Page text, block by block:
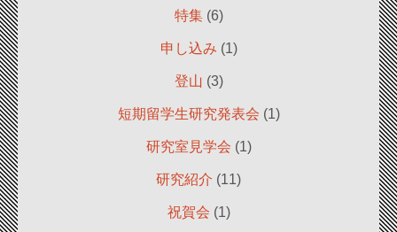
特集(6)
申し込み (1)
登山 (3)
短期留学生研究発表会 (1)
研究室見学会 (1)
研究紹介 (11)
祝賀会 (1)